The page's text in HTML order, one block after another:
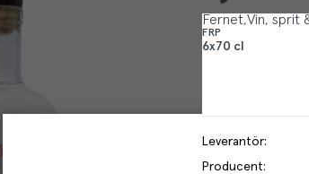
Fernet Vin, sprit
FRP
6x70 cl
Leverantör:
Producent: